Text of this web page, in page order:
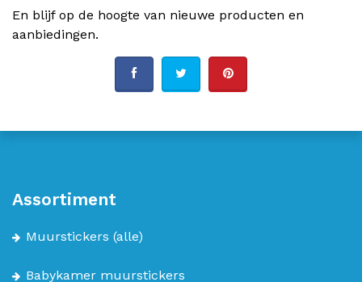
En blijf op de hoogte van nieuwe producten en
aanbiedingen.
Assortiment
Muurstickers (alle)
Babykamer muurstickers